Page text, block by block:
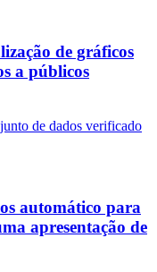
de gráficos
a públicos
de dados verificado
automático para
apresentação de